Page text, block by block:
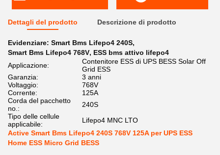
Dettagli del prodotto Descrizione di prodotto
Evidenziare: Smart Bms Lifepo4 240S,
Smart Bms Lifepo4 768V, ESS bms attivo lifepo4
Applicazione:
Contenitore ESS di UPS BESS Solar Off
Grid ESS
Garanzia:
3 anni
Voltaggio:
768V
Corrente:
125A
Corda del pacchetto
no.:
240S
Tipo delle cellule
applicabile:
Lifepo4 MNC LTO
Active Smart Bms Lifepo4 240S 768V 125A per UPS ESS
Home ESS Micro Grid BESS